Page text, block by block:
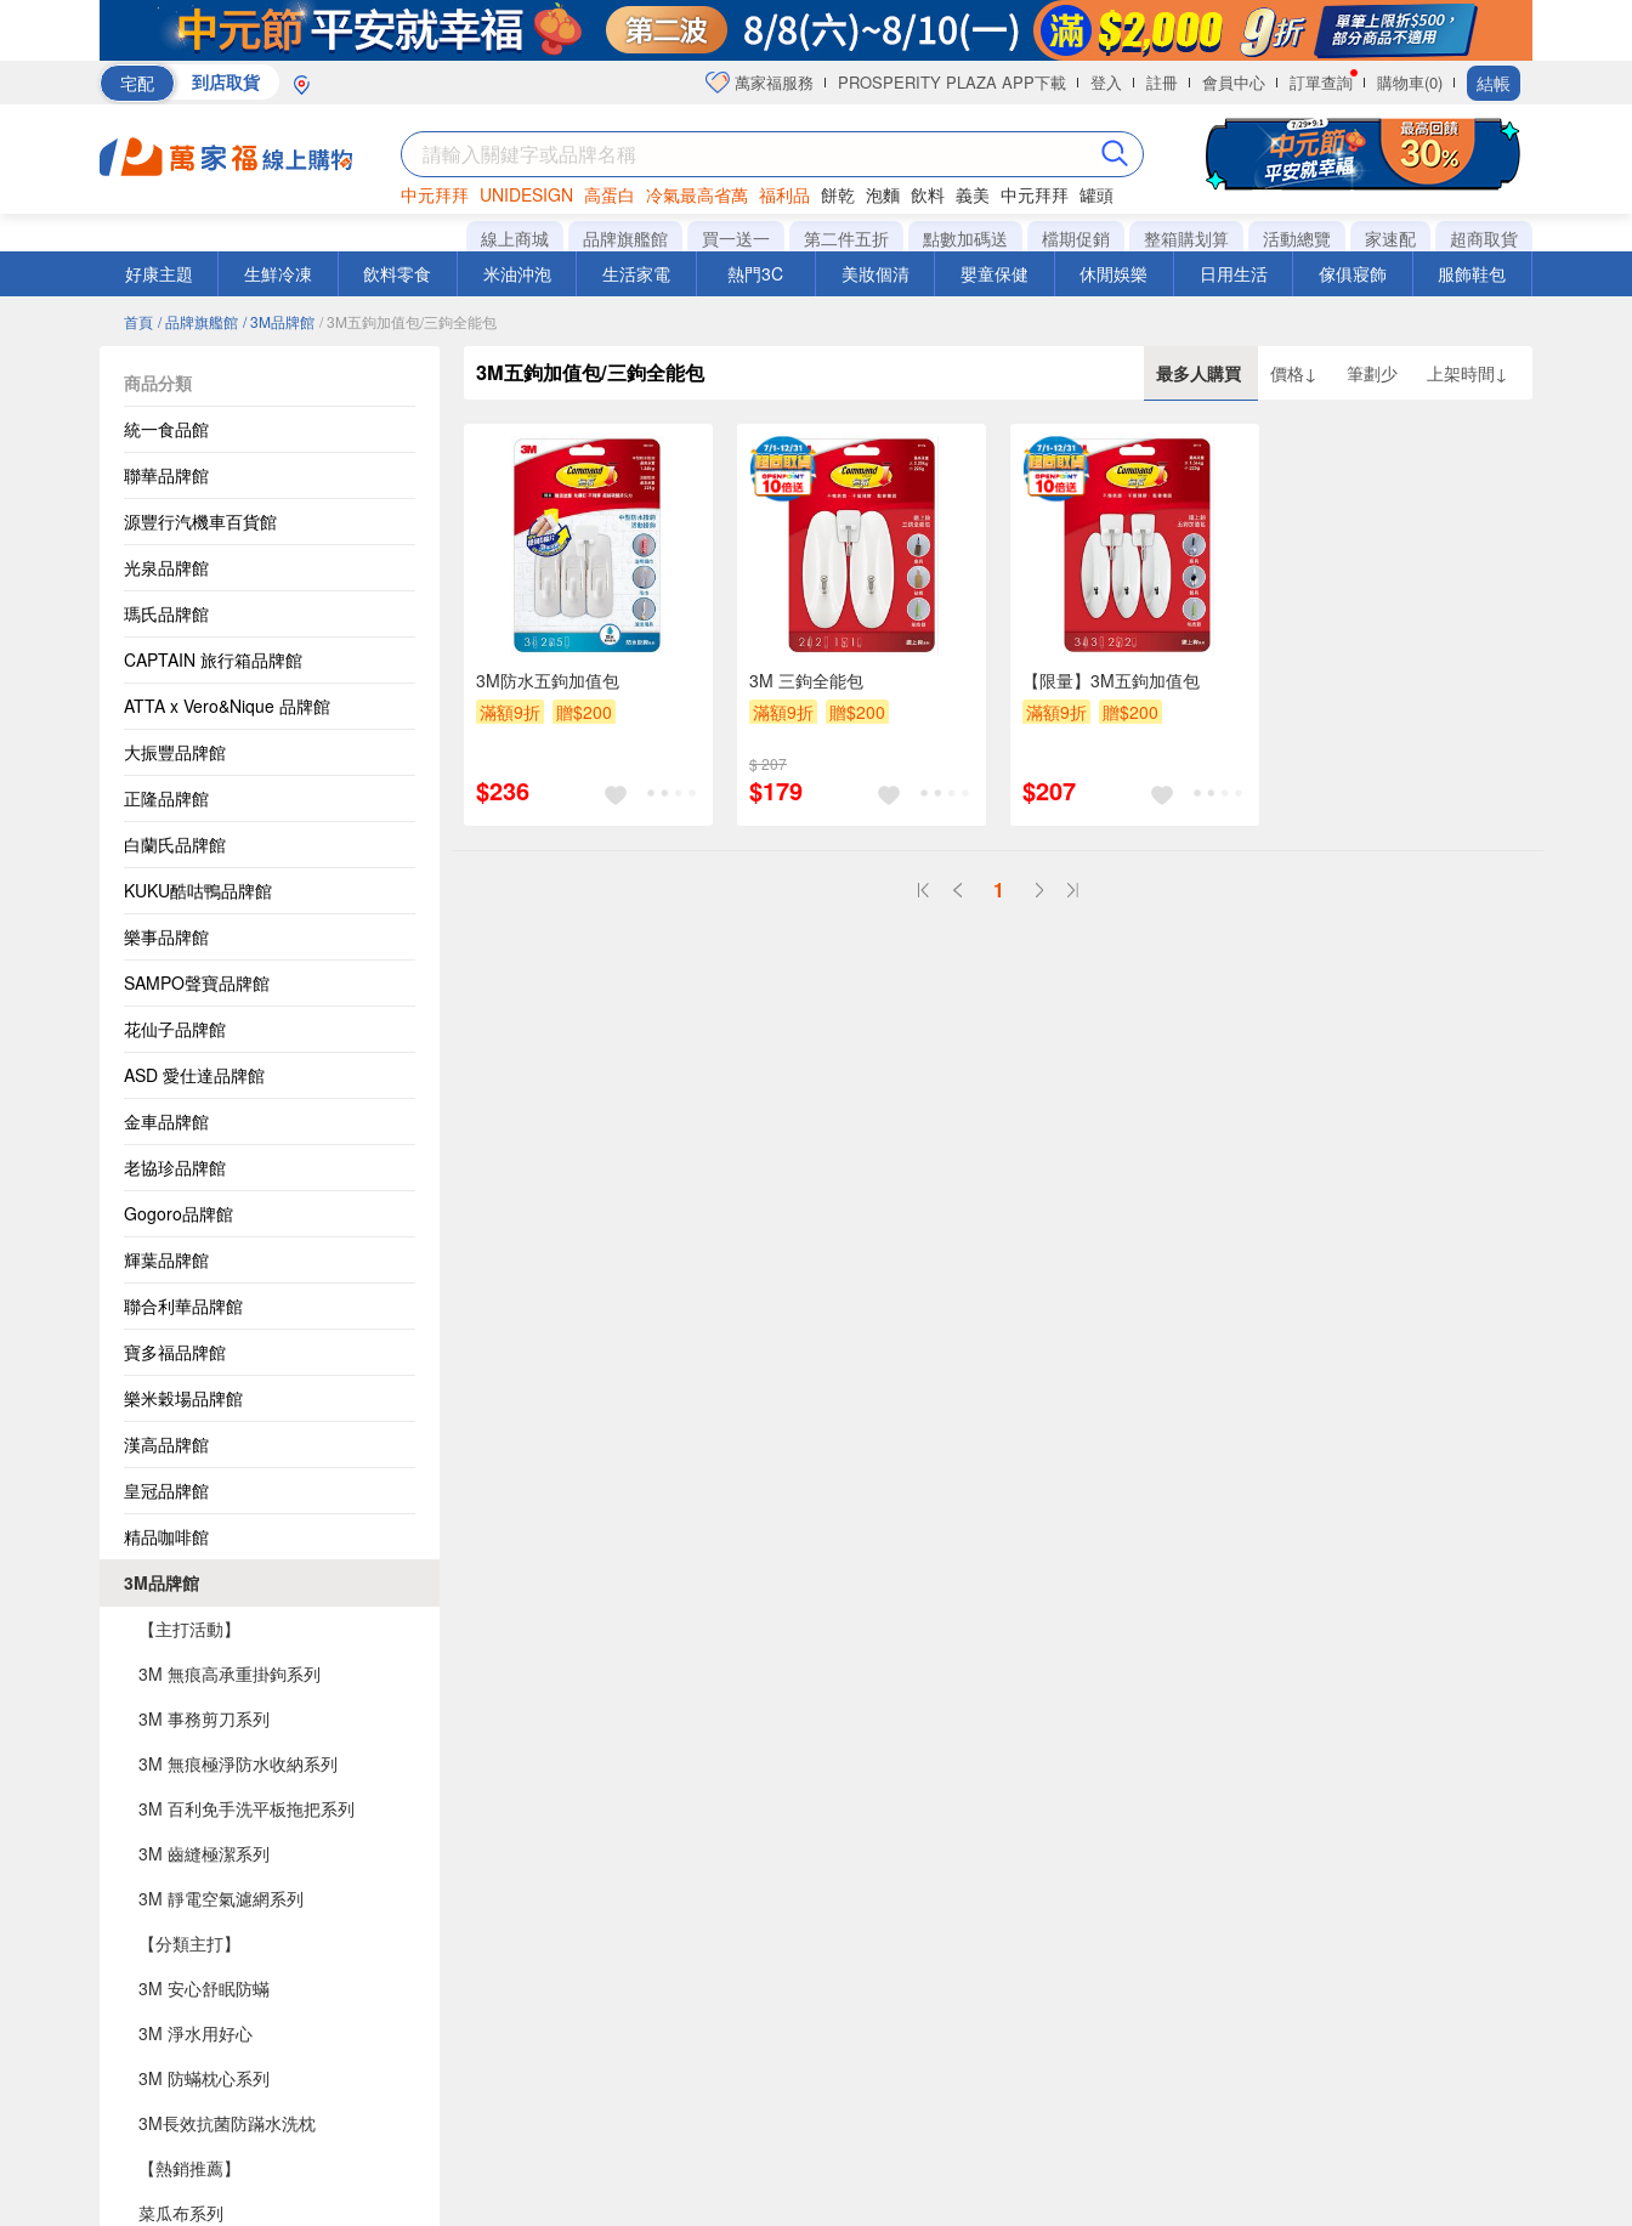
宅配 到店取貨 萬家福服務 PROSPERITY PLAZA APP下載 登入 註冊 會員中心 訂單查詢 購物車(0) 結帳
中元拜拜 UNIDESIGN 高蛋白 冷氣最高省萬 福利品 餅乾 泡麵 飲料 義美 中元拜拜 罐頭
巧克力 衛生紙 咖啡
線上商城 品牌旗艦館 買一送一 第二件五折 點數加碼送 檔期促銷 整箱購划算 活動總覽 家速配
超商取貨
好康主題
生鮮冷凍 飲料零食 米油沖泡 生活家電 熱門3C 美妝個清 嬰童保健 休閒娛樂 日用生活 傢俱寢飾 服飾鞋包
首頁 / 品牌旗艦館 / 3M品牌館 / 3M五鉤加值包/三鉤全能包
商品分類
統一食品館
聯華品牌館
源豐行汽機車百貨館
光泉品牌館
瑪氏品牌館
CAPTAIN 旅行箱品牌館
ATTA x Vero&Nique 品牌館
大振豐品牌館
正隆品牌館
白蘭氏品牌館
KUKU酷咕鴨品牌館
樂事品牌館
SAMPO聲寶品牌館
花仙子品牌館
ASD 愛仕達品牌館
金車品牌館
老協珍品牌館
Gogoro品牌館
輝葉品牌館
聯合利華品牌館
寶多福品牌館
樂米穀場品牌館
漢高品牌館
皇冠品牌館
精品咖啡館
3M品牌館
【主打活動】
3M 無痕高承重掛鉤系列
3M 事務剪刀系列
3M 無痕極淨防水收納系列
3M 百利免手洗平板拖把系列
3M 齒縫極潔系列
3M 靜電空氣濾網系列
【分類主打】
3M 安心舒眠防蟎
3M 淨水用好心
3M 防蟎枕心系列
3M長效抗菌防蹣水洗枕
【熱銷推薦】
菜瓜布系列
3M五鉤加值包/三鉤全能包 最多人購買 價格↓ 筆劃少 上架時間↓
3M防水五鉤加值包
滿額9折
贈$200
$236
3M 三鉤全能包
滿額9折
贈$200
$ 207
$179
【限量】3M五鉤加值包
滿額9折
贈$200
$207
1